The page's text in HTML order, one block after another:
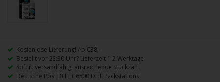
Kostenlose Lieferung! Ab €38,-
Bestellt vor 23:30 Uhr? Lieferzeit 1-2 Werktage
Sofort versandfähig, ausreichende Stückzahl
Deutsche Post DHL + 6500 DHL Packstations